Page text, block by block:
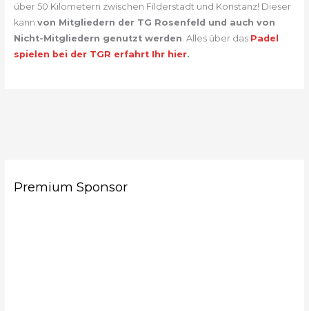
über 50 Kilometern zwischen Filderstadt und Konstanz! Dieser
kann von Mitgliedern der TG Rosenfeld und auch von
Nicht-Mitgliedern genutzt werden . Alles über das Padel
spielen bei der TGR erfahrt Ihr hier.
Premium Sponsor